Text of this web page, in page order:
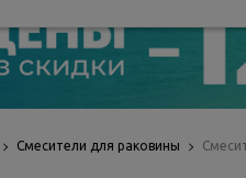
Смесители для раковины